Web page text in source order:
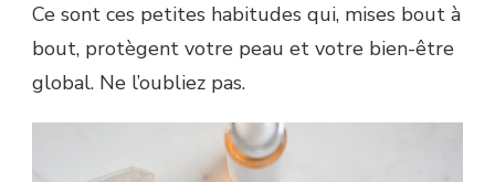
Ce sont ces petites habitudes qui, mises bout à
bout, protègent votre peau et votre bien-être
global. Ne l’oubliez pas.